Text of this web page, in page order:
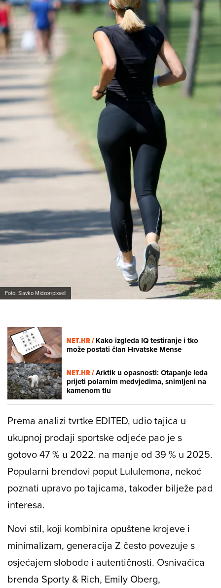
Foto: Slavko Midzor/pixsell
NET.HR /Kako izgleda IQ testiranje i tko
može postati član Hrvatske Mense
NET.HR /Arktik u opasnosti: Otapanje leda
prijeti polarnim medvjedima, snimljeni na
kamenom tlu
Prema analizi tvrtke EDITED, udio tajica u
ukupnoj prodaji sportske odjeće pao je s
gotovo 47 % u 2022. na manje od 39 % u 2025.
Popularni brendovi poput Lululemona, nekoć
poznati upravo po tajicama, također bilježe pad
interesa.
Novi stil, koji kombinira opuštene krojeve i
minimalizam, generacija Z često povezuje s
osjećajem slobode i autentičnosti. Osnivačica
brenda Sporty & Rich, Emily Oberg,